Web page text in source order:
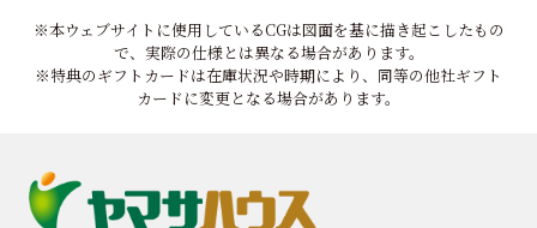
※本ウェブサイトに使用しているCGは図面を基に描き起こしたもの
で、実際の仕様とは異なる場合があります。
※特典のギフトカードは在庫状況や時期により、同等の他社ギフト
カードに変更となる場合があります。